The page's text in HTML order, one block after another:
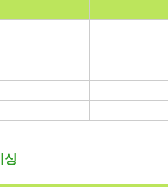
싱